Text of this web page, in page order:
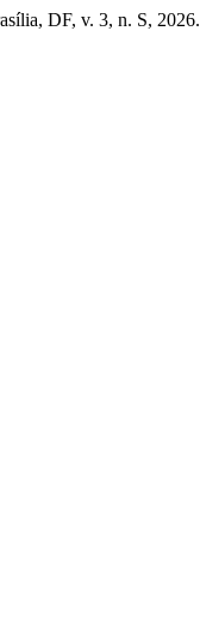
DF, v. 3, n. S, 2026.